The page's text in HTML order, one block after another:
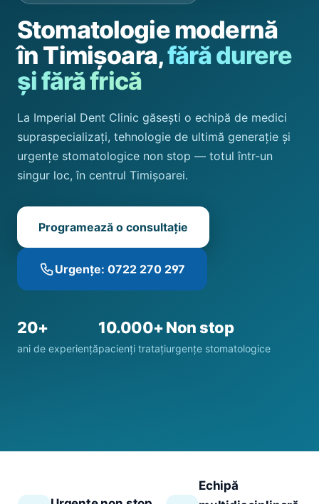
Stomatologie modernă
în Timișoara,fără durere
și fără frică
La Imperial Dent Clinic găsești o echipă de medici
supraspecializați, tehnologie de ultimă generație și
urgențe stomatologice non stop — totul într-un
singur loc, în centrul Timișoarei.
Programează o consultație
Urgențe: 0722 270 297
20+
ani de experiență
10.000+
pacienți tratați
Non stop
urgențe stomatologice
Echipă